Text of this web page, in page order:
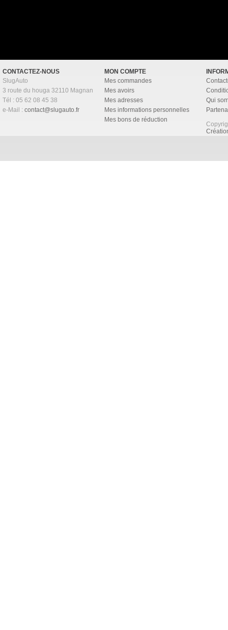
CONTACTEZ-NOUS
SlugAuto
3 route du houga 32110 Magnan
Tél : 05 62 08 45 38
e-Mail : contact@slugauto.fr
MON COMPTE
Mes commandes
Mes avoirs
Mes adresses
Mes informations personnelles
Mes bons de réduction
Qui